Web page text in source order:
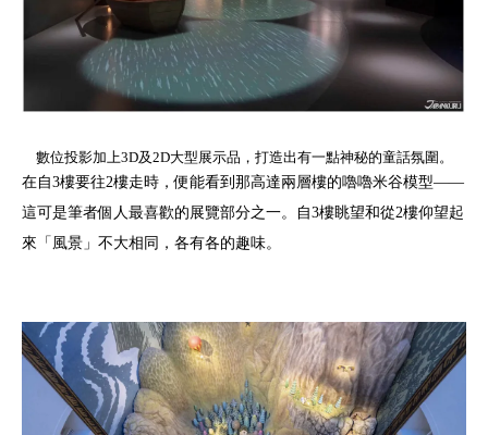
數位投影加上3D及2D大型展示品，打造出有一點神秘的童話氛圍。
在自3樓要往2樓走時，便能看到那高達兩層樓的嚕嚕米谷模型——
這可是筆者個人最喜歡的展覽部分之一。自3樓眺望和從2樓仰望起
來「風景」不大相同，各有各的趣味。